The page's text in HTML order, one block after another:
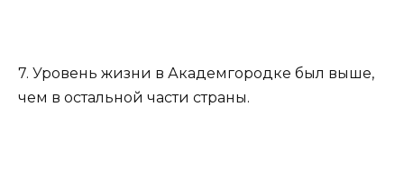
7. Уровень жизни в Академгородке был выше,
чем в остальной части страны.